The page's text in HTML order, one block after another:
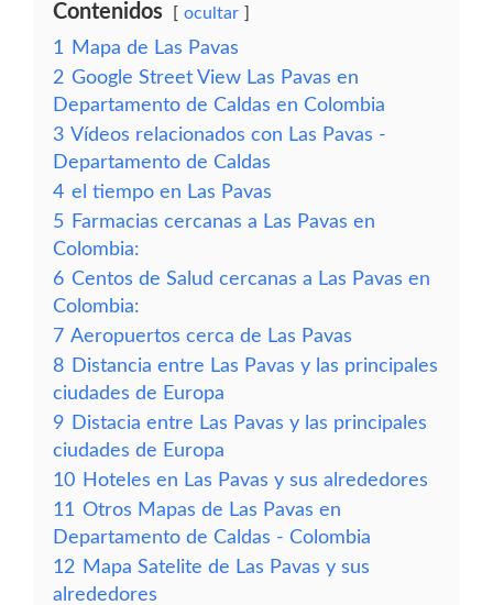
Contenidos ocultar
1
Mapa de Las Pavas
2 Google Street View Las Pavas en
Departamento de Caldas en Colombia
3 Vídeos relacionados con Las Pavas -
Departamento de Caldas
4 el tiempo en Las Pavas
5 Farmacias cercanas a Las Pavas en
Colombia:
6 Centos de Salud cercanas a Las Pavas en
Colombia:
7 Aeropuertos cerca de Las Pavas
8 Distancia entre Las Pavas y las principales
ciudades de Europa
9 Distacia entre Las Pavas y las principales
ciudades de Europa
10 Hoteles en Las Pavas y sus alrededores
11 Otros Mapas de Las Pavas en
Departamento de Caldas - Colombia
12 Mapa Satelite de Las Pavas y sus
alrededores